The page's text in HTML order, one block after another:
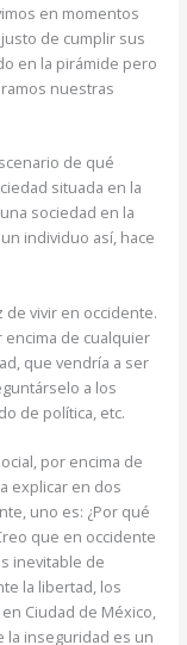
en momentos
de cumplir sus
en la pirámide pero
nuestras
de qué
situada en la
sociedad en la
individuo así, hace
de vivir en occidente.
de cualquier
que vendría a ser
a los
de política, etc.
por encima de
explicar en dos
uno es: ¿Por qué
que en occidente
inevitable de
la libertad, los
Ciudad de México,
la inseguridad es un